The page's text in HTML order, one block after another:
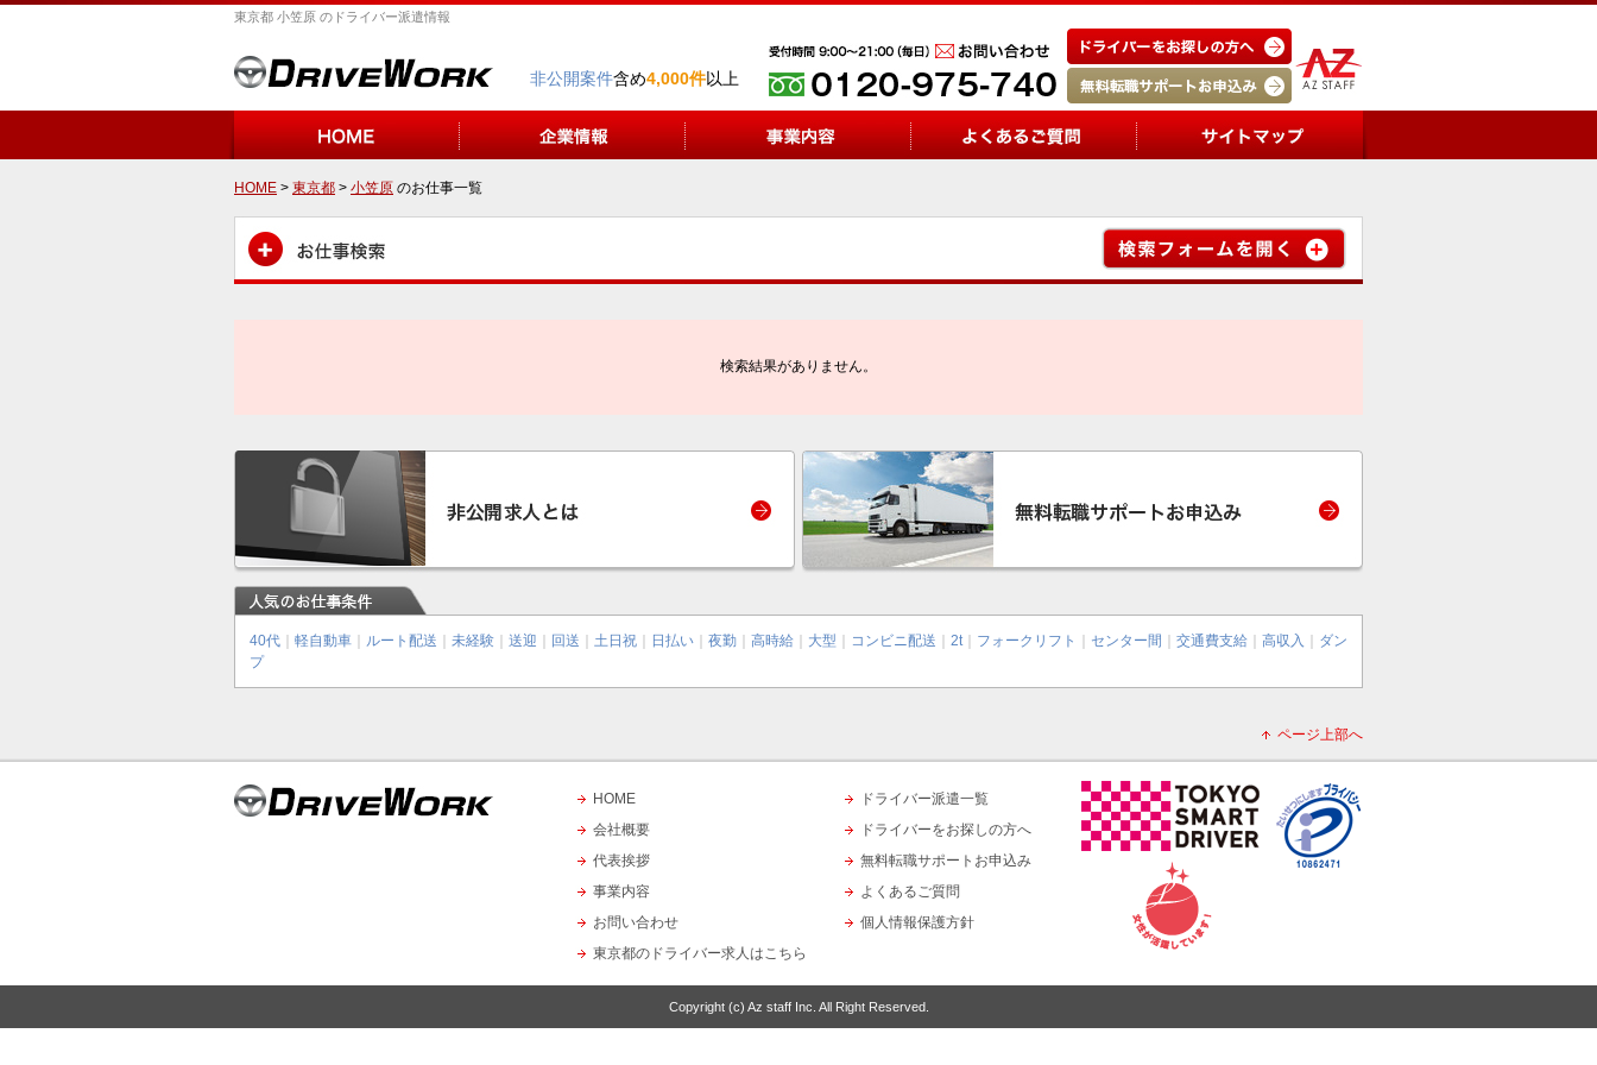
東京都 小笠原 のドライバー派遣情報
非公開案件含め4,000件以上
HOME > 東京都 > 小笠原 のお仕事一覧
検索結果がありません。
40代 軽自動車 ルート配送 未経験 送迎 回送 土日祝 日払い 夜勤 高時給 大型 コンビニ配送 2t｜ フォークリフト センター間 交通費支給 高収入
ダン
プ
ページ上部へ
HOME
会社概要
代表挨拶
事業内容
お問い合わせ
東京都のドライバー求人はこちら
ドライバー派遣一覧
ドライバーをお探しの方へ
無料転職サポートお申込み
よくあるご質問
個人情報保護方針
Copyright (c) Az staff Inc. All Right Reserved.